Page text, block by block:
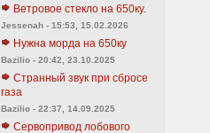
Ветровое стекло на 650ку.
Jessenah - 15:53, 15.02.2026
Нужна морда на 650ку
Bazilio - 20:42, 23.10.2025
Странный звук при сбросе
газа
Bazilio - 22:37, 14.09.2025
Сервопривод лобового